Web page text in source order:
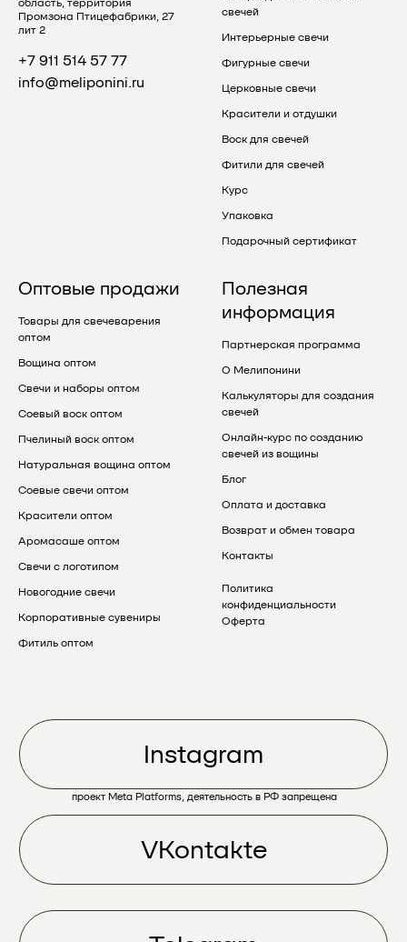
область, территория
Промзона Птицефабрики, 27
лит 2
+7 911 514 57 77
info@meliponini.ru
свечей
Интерьерные свечи
Фигурные свечи
Церковные свечи
Красители и отдушки
Воск для свечей
Фитили для свечей
Курс
Упаковка
Подарочный сертификат
Оптовые продажи
Товары для свечеварения
оптом
Вощина оптом
Свечи и наборы оптом
Соевый воск оптом
Пчелиный воск оптом
Натуральная вощина оптом
Соевые свечи оптом
Красители оптом
Аромасаше оптом
Свечи с логотипом
Новогодние свечи
Корпоративные сувениры
Фитиль оптом
Полезная
информация
Партнерская программа
О Мелипонини
Калькуляторы для создания
свечей
Онлайн-курс по созданию
свечей из вощины
Блог
Оплата и доставка
Возврат и обмен товара
Контакты
Политика
конфиденциальности
Оферта